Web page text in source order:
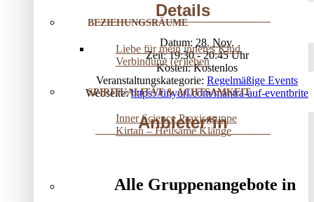
BEZIEHUNGSRÄUME
Liebe für mein inneres Kind
Verbindung (er)leben
SPIRITUALITÄT & ACHTSAMKEIT
Inner Science Praxisgruppe
Kirtan – Heilsame Klänge
Alle Gruppenangebote in
Details
Datum: 28. Nov.
Zeit: 19:30 - 20:45
Kosten: Kostenlos
Veranstaltungskategorie: Regelmäßige Events
Webseite: https://tinyurl.com/mantra-auf-eventbrite
Anbieter*in